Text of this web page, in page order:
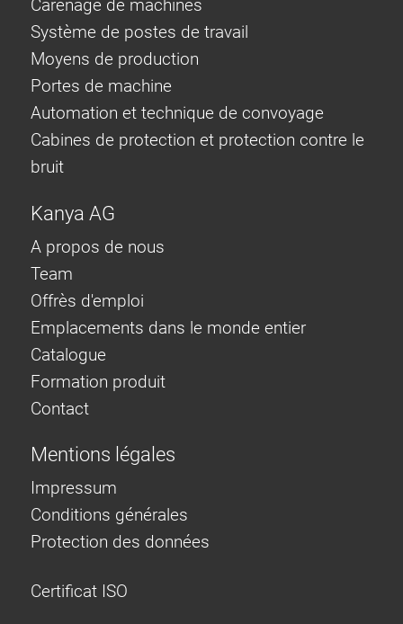
Carénage de machines
Système de postes de travail
Moyens de production
Portes de machine
Automation et technique de convoyage
Cabines de protection et protection contre le
bruit
Kanya AG
A propos de nous
Team
Offrès d'emploi
Emplacements dans le monde entier
Catalogue
Formation produit
Contact
Mentions légales
Impressum
Conditions générales
Protection des données
Certificat ISO